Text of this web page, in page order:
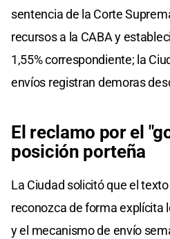
sentencia de la Corte
recursos a la CABA y
1,55% correspondiente; la
envíos registran demoras
El reclamo por el
posición porteña
La Ciudad solicitó que el
reconozca de forma explícita
y el mecanismo de envío